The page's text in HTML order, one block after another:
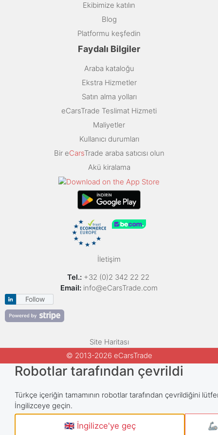
Ekibimize katılın
Blog
Platformu keşfedin
Faydalı Bilgiler
Araba kataloğu
Ekstra Hizmetler
Satın alma yolları
eCarsTrade Teslimat Hizmeti
Maliyetler
Kullanıcı durumları
Bir eCarsTrade araba satıcısı olun
Akü kiralama
İletişim
Tel.: +32 (0)2 342 22 22
Email: info@eCarsTrade.com
Follow
Site Haritası
© 2013-2026 eCarsTrade
Robotlar tarafından çevrildi
Türkçe içeriğin tamamının robotlar tarafından çevrildiğini
İngilizceye geçin.
🇬🇧 İngilizce'ye geç